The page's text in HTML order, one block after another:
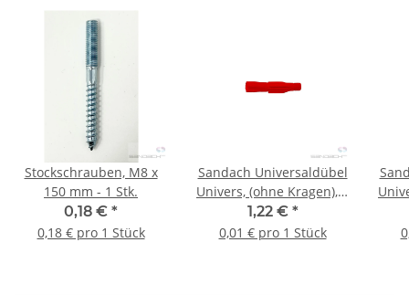
Stockschrauben, M8 x
150 mm - 1 Stk.
0,18 € *
0,18 € pro 1 Stück
Sandach Universaldübel
Univers, (ohne Kragen), 6
x 40 mm - 100 Stk.
1,22 € *
0,01 € pro 1 Stück